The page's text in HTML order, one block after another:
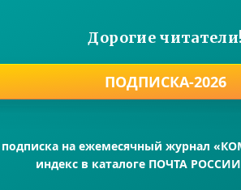
Дорогие
ПОДПИСКА-2026
подписка на ежемесячный журнал
индекс в каталоге ПОЧТА